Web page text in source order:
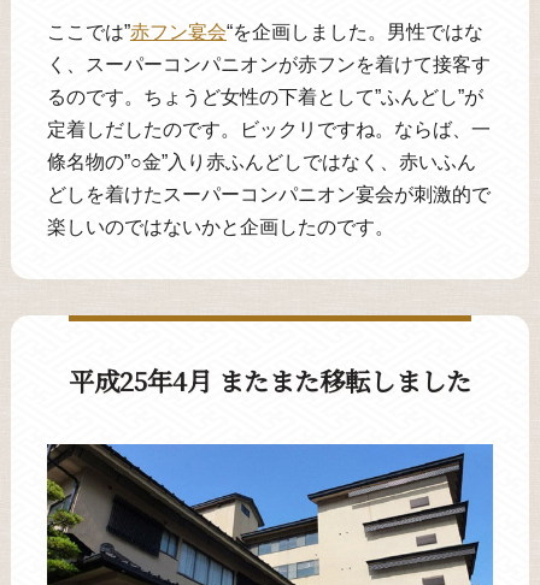
ここでは”赤フン宴会“を企画しました。男性ではな
く、スーパーコンパニオンが赤フンを着けて接客す
るのです。ちょうど女性の下着として”ふんどし”が
定着しだしたのです。ビックリですね。ならば、一
條名物の”○金”入り赤ふんどしではなく、赤いふん
どしを着けたスーパーコンパニオン宴会が刺激的で
楽しいのではないかと企画したのです。
平成25年4月 またまた移転しました